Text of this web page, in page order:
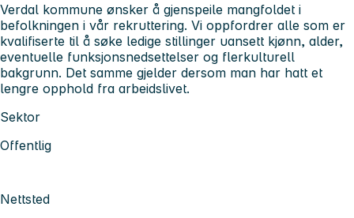
Verdal kommune ønsker å gjenspeile mangfoldet i
befolkningen i vår rekruttering. Vi oppfordrer alle som er
kvalifiserte til å søke ledige stillinger uansett kjønn, alder,
eventuelle funksjonsnedsettelser og flerkulturell
bakgrunn. Det samme gjelder dersom man har hatt et
lengre opphold fra arbeidslivet.
Sektor
Offentlig
Nettsted